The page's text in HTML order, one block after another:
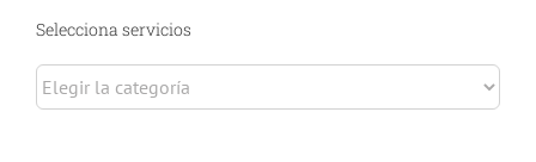
Selecciona servicios
Selecciona
servicios